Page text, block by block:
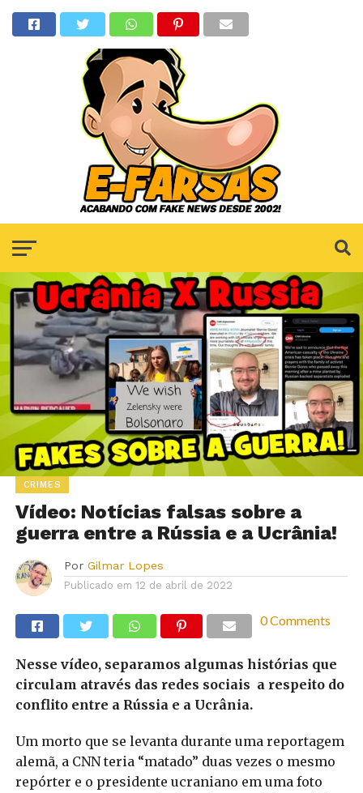
CRIMES
Vídeo: Notícias falsas sobre a
guerra entre a Rússia e a Ucrânia!
Por Gilmar Lopes
Publicado em 12 de abril de 2022
0 Comments
Nesse vídeo, separamos algumas histórias que
circulam através das redes sociais a respeito do
conflito entre a Rússia e a Ucrânia.
Um morto que se levanta durante uma reportagem
alemã, a CNN teria “matado” duas vezes o mesmo
repórter e o presidente ucraniano em uma foto